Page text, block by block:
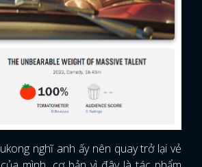
nghĩ anh ấy nên quay trở lại vẻ